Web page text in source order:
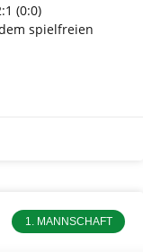
(0:0)
spielfreien
1. MANNSCHAFT